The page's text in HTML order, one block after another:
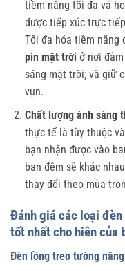
tiềm năng tối đa và
được tiếp xúc trực
Tối đa hóa tiềm năng
pin mặt trời ở nơi
sáng mặt trời; và giữ
vụn.
Chất lượng ánh sáng
thực tế là tùy thuộc
bạn nhận được vào
ban đêm sẽ khác
thay đổi theo mùa
Đánh giá các loại
tốt nhất cho hiên của
Đèn lồng treo tường